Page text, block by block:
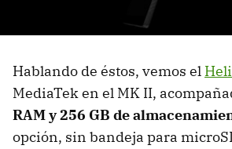
Hablando de éstos, vemos el
MediaTek en el MK II,
RAM y 256 GB de
opción, sin bandeja para